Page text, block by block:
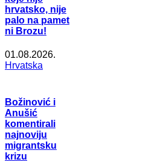
hrvatsko, nije
palo na pamet
ni Brozu!
01.08.2026.
Hrvatska
Božinović i
Anušić
komentirali
najnoviju
migrantsku
krizu